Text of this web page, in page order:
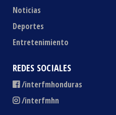
Noticias
Deportes
Entretenimiento
REDES SOCIALES
/interfmhonduras
/interfmhn